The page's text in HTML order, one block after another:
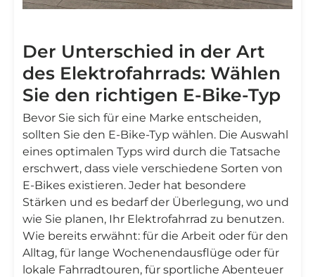
Der Unterschied in der Art
des Elektrofahrrads: Wählen
Sie den richtigen E-Bike-Typ
Bevor Sie sich für eine Marke entscheiden,
sollten Sie den E-Bike-Typ wählen. Die Auswahl
eines optimalen Typs wird durch die Tatsache
erschwert, dass viele verschiedene Sorten von
E-Bikes existieren. Jeder hat besondere
Stärken und es bedarf der Überlegung, wo und
wie Sie planen, Ihr Elektrofahrrad zu benutzen.
Wie bereits erwähnt: für die Arbeit oder für den
Alltag, für lange Wochenendausflüge oder für
lokale Fahrradtouren, für sportliche Abenteuer